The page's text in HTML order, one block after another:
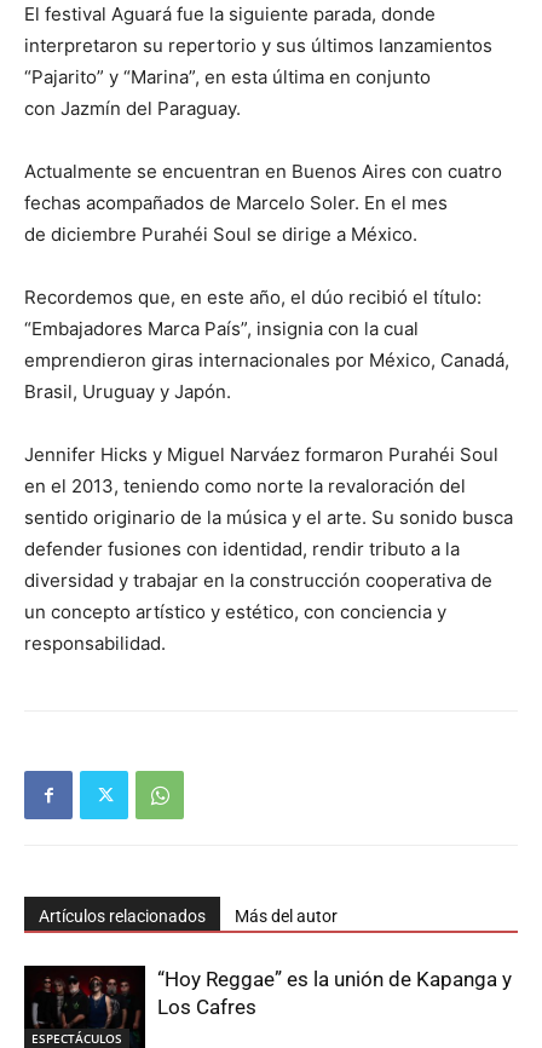
El festival Aguará fue la siguiente parada, donde
interpretaron su repertorio y sus últimos lanzamientos
“Pajarito” y “Marina”, en esta última en conjunto
con Jazmín del Paraguay.
Actualmente se encuentran en Buenos Aires con cuatro
fechas acompañados de Marcelo Soler. En el mes
de diciembre Purahéi Soul se dirige a México.
Recordemos que, en este año, el dúo recibió el título:
“Embajadores Marca País”, insignia con la cual
emprendieron giras internacionales por México, Canadá,
Brasil, Uruguay y Japón.
Jennifer Hicks y Miguel Narváez formaron Purahéi Soul
en el 2013, teniendo como norte la revaloración del
sentido originario de la música y el arte. Su sonido busca
defender fusiones con identidad, rendir tributo a la
diversidad y trabajar en la construcción cooperativa de
un concepto artístico y estético, con conciencia y
responsabilidad.
Artículos relacionados Más del autor
ESPECTÁCULOS
“Hoy Reggae” es la unión de Kapanga y
Los Cafres